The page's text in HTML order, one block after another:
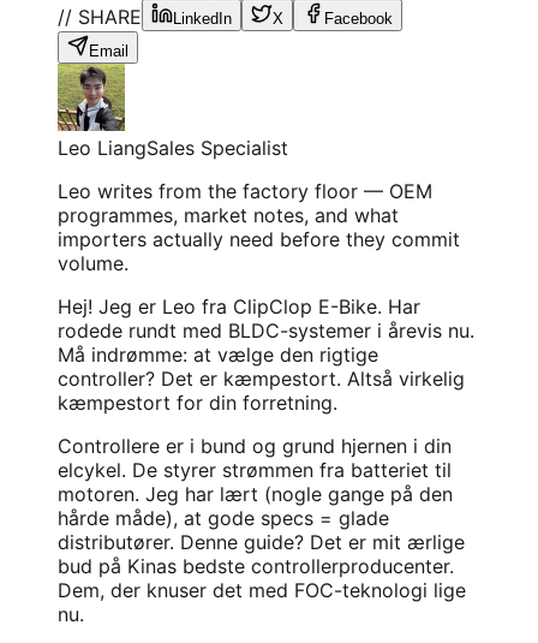
// SHARE
LinkedIn X
Facebook
Email
Leo LiangSales Specialist
Leo writes from the factory floor — OEM
programmes, market notes, and what
importers actually need before they commit
volume.
Hej! Jeg er Leo fra ClipClop E-Bike. Har
rodede rundt med BLDC-systemer i årevis nu.
Må indrømme: at vælge den rigtige
controller? Det er kæmpestort. Altså virkelig
kæmpestort for din forretning.
Controllere er i bund og grund hjernen i din
elcykel. De styrer strømmen fra batteriet til
motoren. Jeg har lært (nogle gange på den
hårde måde), at gode specs = glade
distributører. Denne guide? Det er mit ærlige
bud på Kinas bedste controllerproducenter.
Dem, der knuser det med FOC-teknologi lige
nu.